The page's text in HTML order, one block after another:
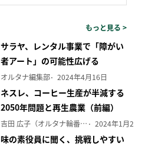
もっと見る >
サラヤ、レンタル事業で「障がい
者アート」の可能性広げる
オルタナ編集部 2024年4月16日
ネスレ、コーヒー生産が半減する
2050年問題と再生農業（前編）
吉田 広子（オルタナ輪番編集長） 2024年1月29日
味の素役員に聞く、挑戦しやすい